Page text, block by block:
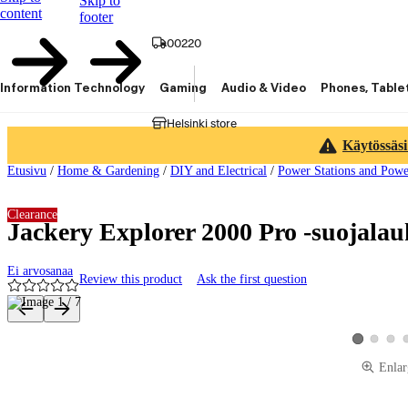
content
footer
00220
Helsinki store
Information Technology Gaming Audio & Video Phones,
Etusivu / Home & Gardening / DIY and Electrical / Power Stations and
Jackery Explorer 2000 Pro -
Ei arvosanaa
Review this product Ask the first question
Clearance
Product images and videos
ViewView View